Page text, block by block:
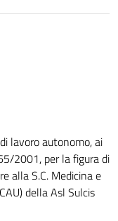
lavoro autonomo, ai
2001, per la figura di
alla S.C. Medicina e
della Asl Sulcis